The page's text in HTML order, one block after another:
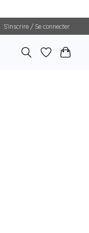
S’inscrire / Se connecter